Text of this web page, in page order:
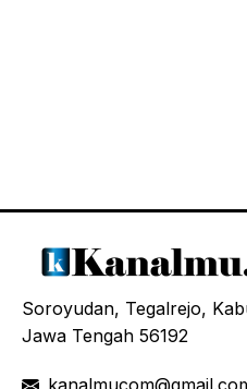
Soroyudan, Tegalrejo,
Jawa Tengah 56192